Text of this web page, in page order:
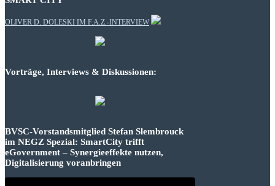
OLIVER D. DOLESKI IM F.A.Z.-INTERVIEW
Vorträge, Interviews & Diskussionen:
BVSC-Vorstandsmitglied Stefan Slembrouck
im NEGZ Spezial: SmartCity trifft
eGovernment – Synergieeffekte nutzen,
Digitalisierung voranbringen